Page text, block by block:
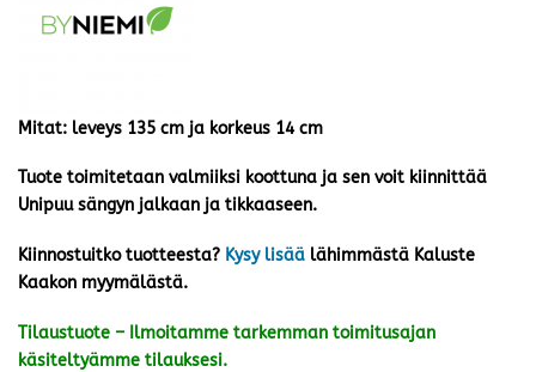
Mitat: leveys 135 cm ja korkeus 14 cm
Tuote toimitetaan valmiiksi koottuna ja sen voit kiinnittää
Unipuu sängyn jalkaan ja tikkaaseen.
Kiinnostuitko tuotteesta? Kysy lisää lähimmästä Kaluste
Kaakon myymälästä.
Tilaustuote – Ilmoitamme tarkemman toimitusajan
käsiteltyämme tilauksesi.